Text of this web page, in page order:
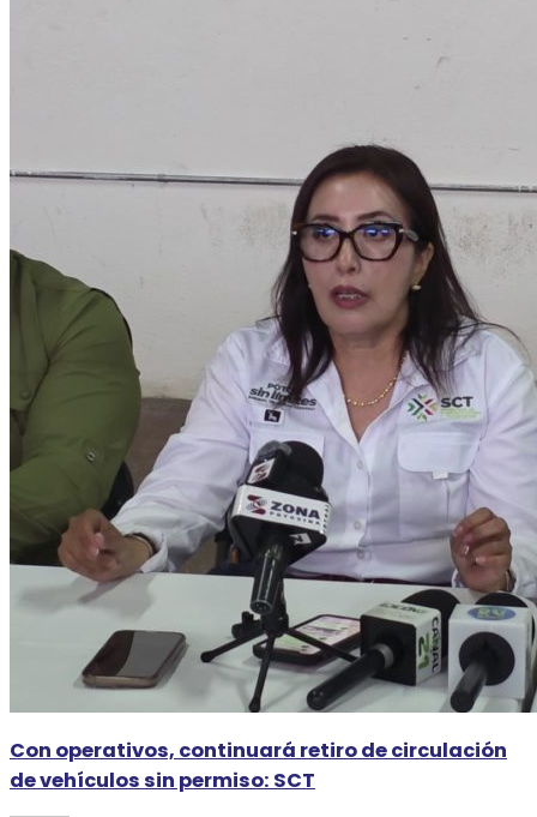
Con operativos, continuará retiro de circulación
de vehículos sin permiso: SCT